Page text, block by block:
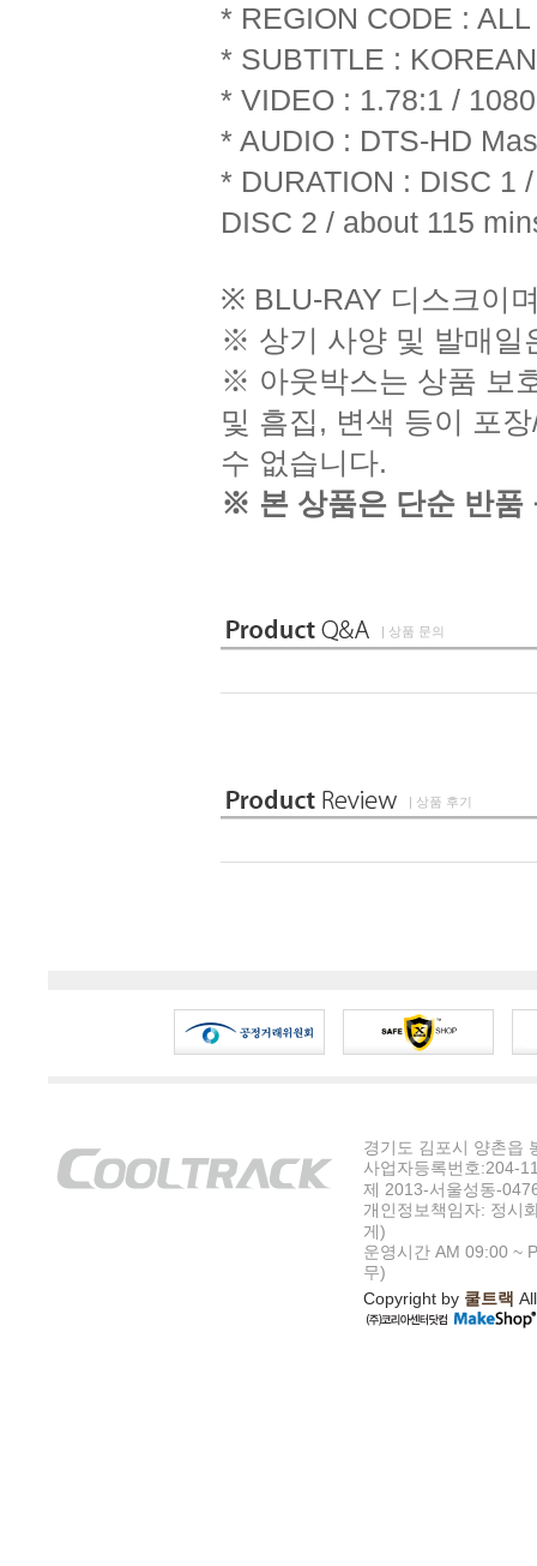
* REGION CODE : ALL
* SUBTITLE :
* VIDEO : 1.78:1 /
* AUDIO : DTS-HD
* DURATION : DISC 1
DISC 2 / about 115
※ BLU-RAY 디스크이
※ 상기 사양 및 발매일
※ 아웃박스는 상품 보
및 흠집, 변색 등이 포
수 없습니다.
※ 본 상품은 단순 반품
| 상품 문의
| 상품 후기
경기도 김포시 양촌읍
사업자등록번호:204-
제 2013-서울성동-
개인정보책임자: 정시
게)
운영시간 AM 09:00 ~
무)
Copyright by 쿨트랙